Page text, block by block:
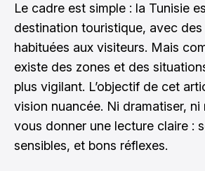
Le cadre est simple : la Tunisie
destination touristique, avec des
habituées aux visiteurs. Mais
existe des zones et des
plus vigilant. L’objectif de cet
vision nuancée. Ni dramatiser, ni
vous donner une lecture claire :
sensibles, et bons réflexes.